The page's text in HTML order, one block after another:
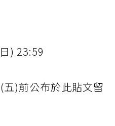
) 23:59
)前公布於此貼文留